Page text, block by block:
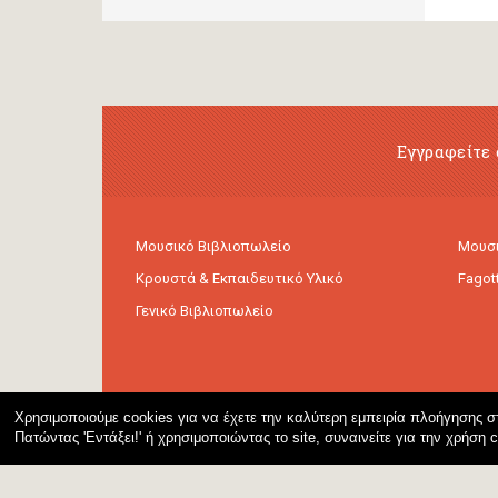
Χρησιμοποιούμε cookies για να έχετε την καλύτερη εμπειρία πλοήγησης
Πατώντας 'Εντάξει!' ή χρησιμοποιώντας το site, συναινείτε για την
Μουσικό Βιβλιοπωλείο
Κρουστά & Εκπαιδευτικό Υλικό
Γενικό Βιβλιοπωλείο